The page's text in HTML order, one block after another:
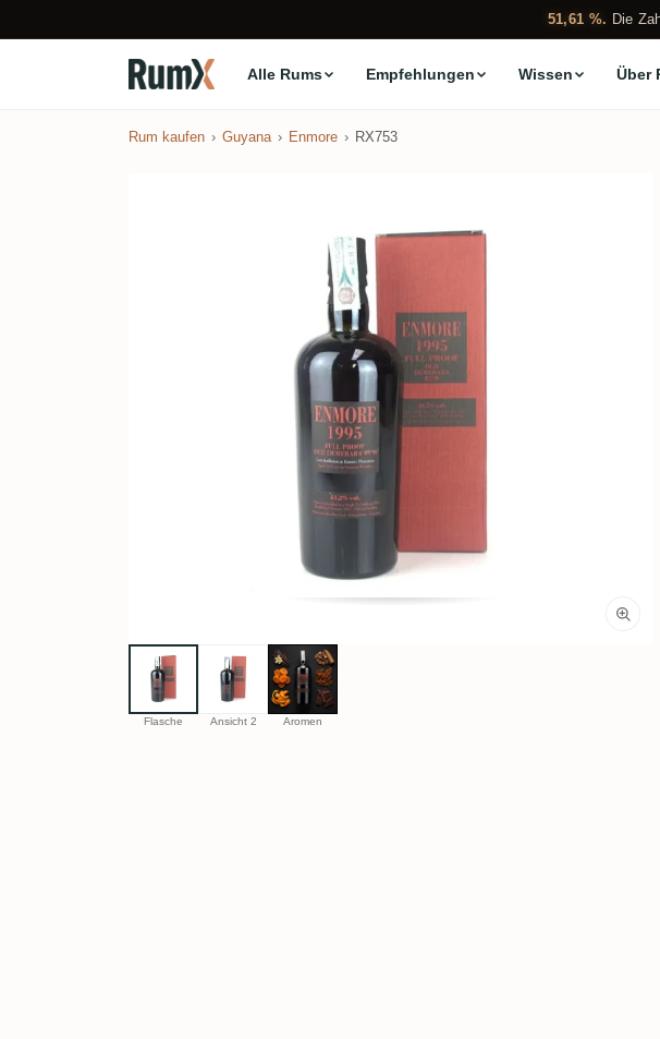
51,61 %. Die
Alle Rums Empfehlungen Wissen Über
Rum kaufen Guyana Enmore RX753
Flasche Ansicht 2 Aromen